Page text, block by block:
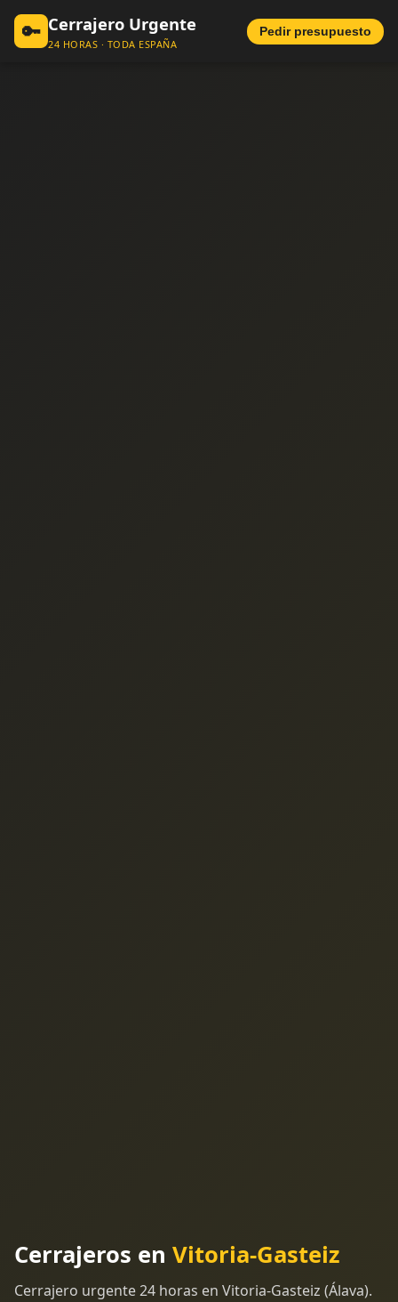
🔑 Cerrajero Urgente
24 HORAS · TODA ESPAÑA
Pedir presupuesto
Cerrajeros en Vitoria-Gasteiz
Cerrajero urgente 24 horas en Vitoria-Gasteiz (Álava).